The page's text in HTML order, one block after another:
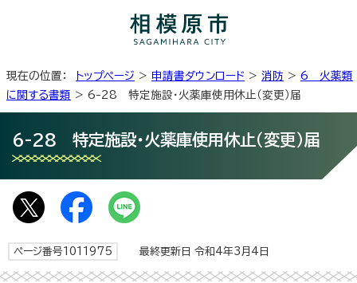
現在の位置： トップページ > 申請書ダウンロード > 消防 > 6 火薬類
に関する書類 > 6-28 特定施設・火薬庫使用休止（変更）届
6-28 特定施設・火薬庫使用休止（変更）届
ページ番号1011975 最終更新日 令和4年3月4日